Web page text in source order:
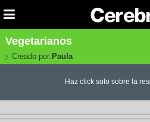
Vegetarianos
Creado por: Paula
Haz click solo sobre la